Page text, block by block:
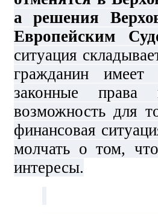
а решения
Европейским
ситуация
гражданин
законные
возможность для
финансовая
молчать о том,
интересы.